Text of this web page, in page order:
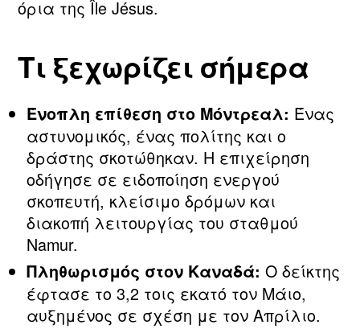
όρια της Île Jésus.
Τι ξεχωρίζει σήμερα
Ένοπλη επίθεση στο Μόντρεαλ: Ένας
αστυνομικός, ένας πολίτης και ο
δράστης σκοτώθηκαν. Η επιχείρηση
οδήγησε σε ειδοποίηση ενεργού
σκοπευτή, κλείσιμο δρόμων και
διακοπή λειτουργίας του σταθμού
Namur.
Πληθωρισμός στον Καναδά: Ο δείκτης
έφτασε το 3,2 τοις εκατό τον Μάιο,
αυξημένος σε σχέση με τον Απρίλιο.